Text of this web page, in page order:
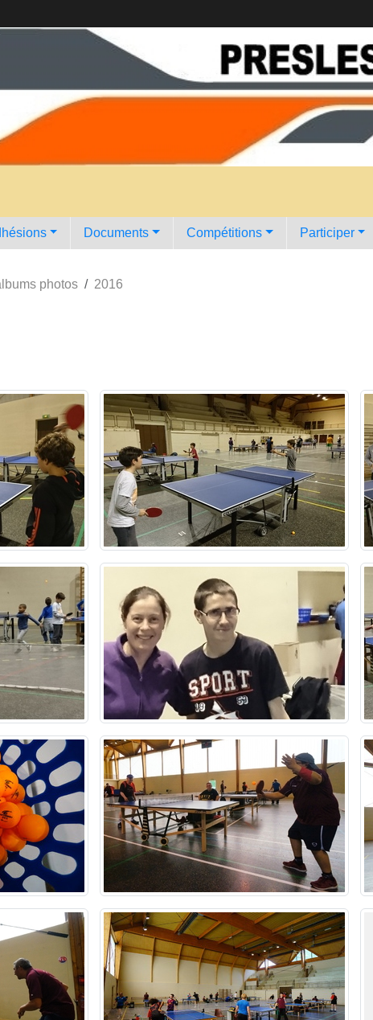
Documents Compétitions Participer
photos 2016